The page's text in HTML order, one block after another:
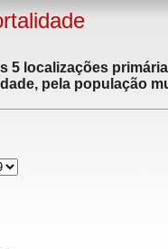
5 localizações
pela população